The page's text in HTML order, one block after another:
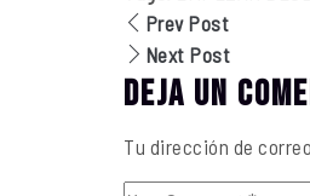
Prev Post
Next Post
Deja un
Tu dirección de